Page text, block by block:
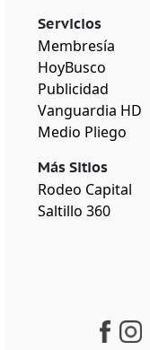
Servicios
Membresía
HoyBusco
Publicidad
Vanguardia HD
Medio Pliego
Más Sitios
Rodeo Capital
Saltillo 360